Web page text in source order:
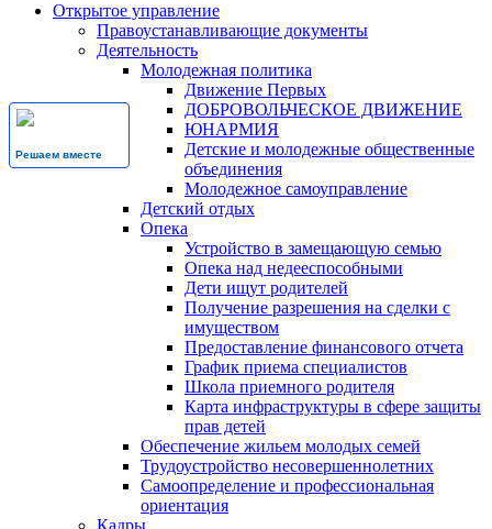
Решаем вместе
Открытое управление
Правоустанавливающие документы
Деятельность
Молодежная политика
Движение Первых
ДОБРОВОЛЬЧЕСКОЕ ДВИЖЕНИЕ
ЮНАРМИЯ
Детские и молодежные общественные
объединения
Молодежное самоуправление
Детский отдых
Опека
Устройство в замещающую семью
Опека над недееспособными
Дети ищут родителей
Получение разрешения на сделки с
имуществом
Предоставление финансового отчета
График приема специалистов
Школа приемного родителя
Карта инфраструктуры в сфере защиты
прав детей
Обеспечение жильем молодых семей
Трудоустройство несовершеннолетних
Самоопределение и профессиональная
ориентация
Кадры